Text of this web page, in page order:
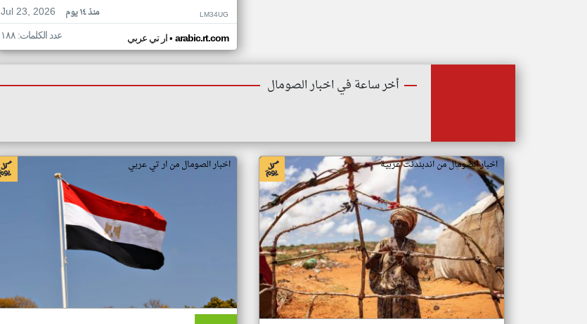
Jul 23, 2026
منذ ١٤ يوم LM34UG
ار تي عربي• arabic.rt.com عدد الكلمات: ١٨٨
أخر ساعة في اخبار الصومال
اخبار الصومال من اندبندنت عربية اخبار الصومال من ار تي عربي